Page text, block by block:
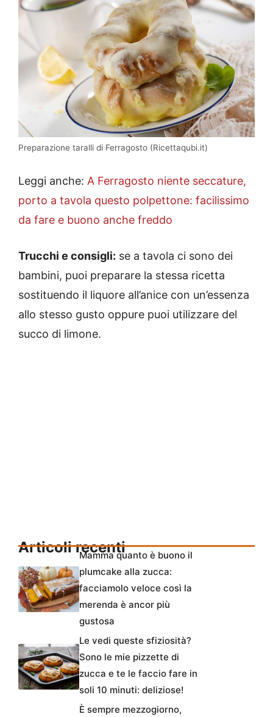
Preparazione taralli di Ferragosto (Ricettaqubi.it)
Leggi anche: A Ferragosto niente seccature,
porto a tavola questo polpettone: facilissimo
da fare e buono anche freddo
Trucchi e consigli: se a tavola ci sono dei
bambini, puoi preparare la stessa ricetta
sostituendo il liquore all’anice con un’essenza
allo stesso gusto oppure puoi utilizzare del
succo di limone.
Articoli recentiMamma quanto è buono il
plumcake alla zucca:
facciamolo veloce così la
merenda è ancor più
gustosa
Le vedi queste sfiziosità?
Sono le mie pizzette di
zucca e te le faccio fare in
soli 10 minuti: deliziose!
È sempre mezzogiorno,